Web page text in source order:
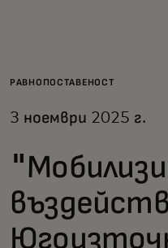
За бизнес
За иноватори
Новини и
РАВНОПОСТАВЕНОСТ
3 ноември 2025 г.